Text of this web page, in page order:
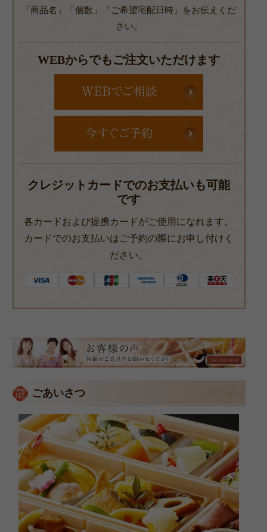
「商品名」「個数」「ご希望宅配日時」をお伝えくだ
さい。
WEBからでもご注文いただけます
クレジットカードでのお支払いも可能
です
各カードおよび提携カードがご使用になれます。
カードでのお支払いはご予約の際にお申し付けく
ださい。
皆
様
ご
意
見
も
お
聞
か
せ
く
だ
ごあいさつ